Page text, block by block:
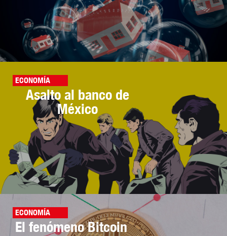
ECONOMÍA
Asalto al banco de
México
ECONOMÍA
El fenómeno Bitcoin